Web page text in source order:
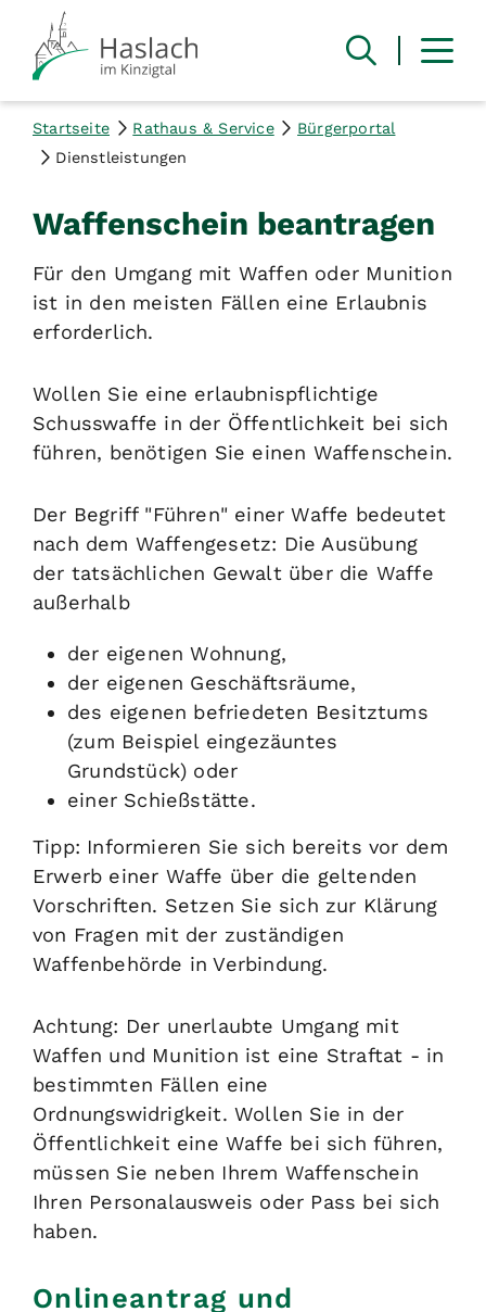
Startseite Rathaus & Service
Bürgerportal
Dienstleistungen
Waffenschein beantragen
Für den Umgang mit Waffen oder Munition
ist in den meisten Fällen eine Erlaubnis
erforderlich.
Wollen Sie eine erlaubnispflichtige
Schusswaffe in der Öffentlichkeit bei sich
führen, benötigen Sie einen Waffenschein.
Der Begriff "Führen" einer Waffe bedeutet
nach dem Waffengesetz: Die Ausübung
der tatsächlichen Gewalt über die Waffe
außerhalb
der eigenen Wohnung,
der eigenen Geschäftsräume,
des eigenen befriedeten Besitztums
(zum Beispiel eingezäuntes
Grundstück) oder
einer Schießstätte.
Tipp: Informieren Sie sich bereits vor dem
Erwerb einer Waffe über die geltenden
Vorschriften. Setzen Sie sich zur Klärung
von Fragen mit der zuständigen
Waffenbehörde in Verbindung.
Achtung: Der unerlaubte Umgang mit
Waffen und Munition ist eine Straftat - in
bestimmten Fällen eine
Ordnungswidrigkeit. Wollen Sie in der
Öffentlichkeit eine Waffe bei sich führen,
müssen Sie neben Ihrem Waffenschein
Ihren Personalausweis oder Pass bei sich
haben.
Onlineantrag und